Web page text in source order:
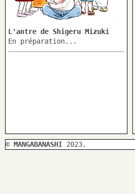
L'antre de Shigeru Mizuki
En préparation...
© MANGABANASHI 2023.